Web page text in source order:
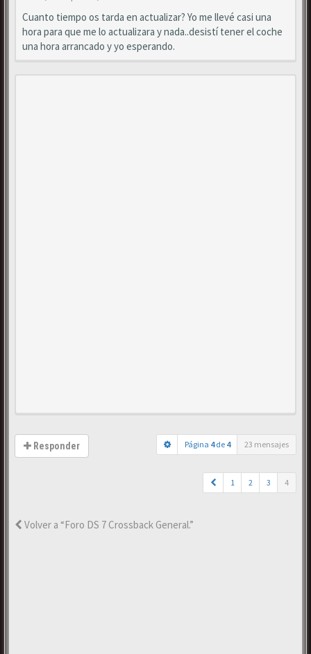
Cuanto tiempo os tarda en actualizar? Yo me llevé casi una
hora para que me lo actualizara y nada..desistí tener el coche
una hora arrancado y yo esperando.
Responder Página 4de 4 23 mensajes
1 2 3 4
Volver a “Foro DS 7 Crossback General.”